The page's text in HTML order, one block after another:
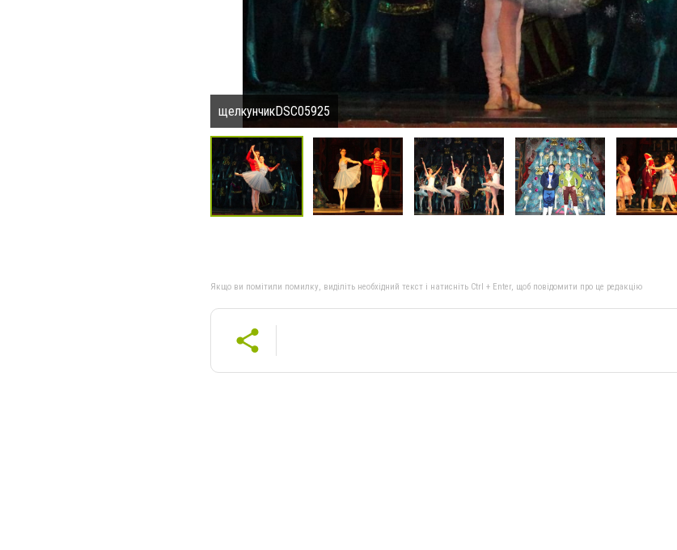
щелкунчикDSC05925
Якщо ви помітили помилку, виділіть необхідний текст і натисніть Ctrl + Enter, щоб повідомити про це редакцію